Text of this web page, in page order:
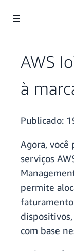
Pular para o
AWS
à
Publicado:
Agora, você
serviços
permite
com base